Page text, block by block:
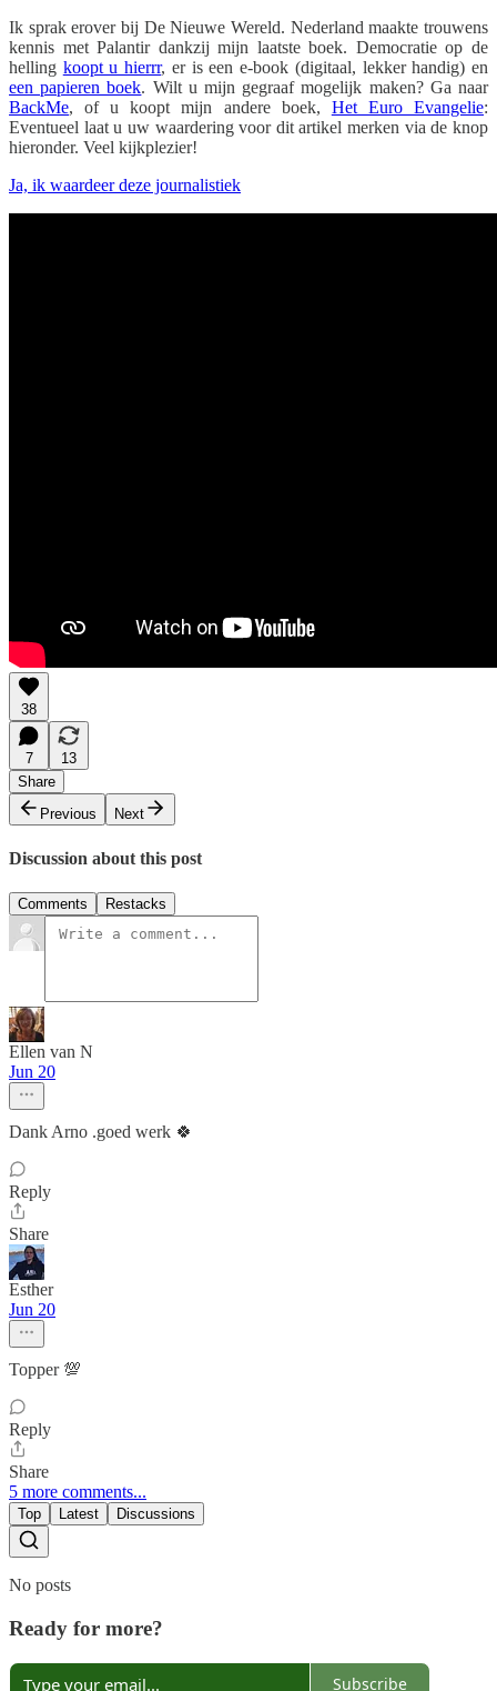
Ik sprak erover bij De Nieuwe Wereld. Nederland maakte trouwens
kennis met Palantir dankzij mijn laatste boek. Democratie op de
helling koopt u hierrr, er is een e-book (digitaal, lekker handig) en
een papieren boek. Wilt u mijn gegraaf mogelijk maken? Ga naar
BackMe, of u koopt mijn andere boek, Het Euro Evangelie:
Eventueel laat u uw waardering voor dit artikel merken via de knop
hieronder. Veel kijkplezier!
Ja, ik waardeer deze journalistiek
38
7
13
Share
Previous
Next
Discussion about this post
Comments Restacks
Ellen van N
Jun 20
Dank Arno .goed werk 🍀
Reply
Share
Esther
Jun 20
Topper 💯
Reply
Share
5 more comments...
Top Latest Discussions
No posts
Ready for more?
Subscribe